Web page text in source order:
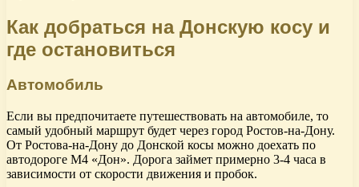
Как добраться на Донскую косу и
где остановиться
Автомобиль
Если вы предпочитаете путешествовать на автомобиле, то
самый удобный маршрут будет через город Ростов-на-Дону.
От Ростова-на-Дону до Донской косы можно доехать по
автодороге М4 «Дон». Дорога займет примерно 3-4 часа в
зависимости от скорости движения и пробок.